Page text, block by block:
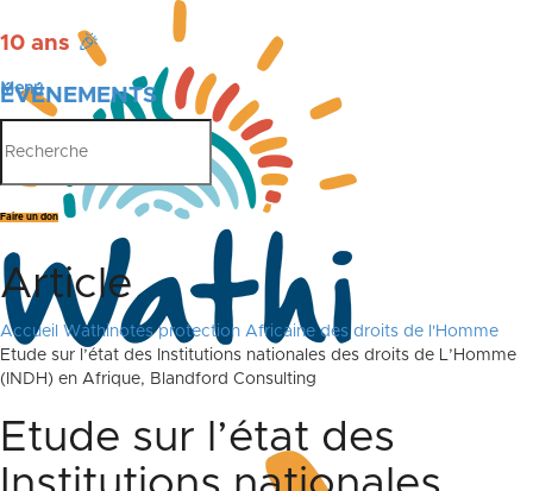
10 ans 🎉
ÉVÉNEMENTS
PUBLICATIONS
Menu
Faire un don
Article
Accueil
Wathinotes protection Africaine des droits de l'Homme
Etude sur l’état des Institutions nationales des droits de L’Homme
(INDH) en Afrique, Blandford Consulting
Etude sur l’état des